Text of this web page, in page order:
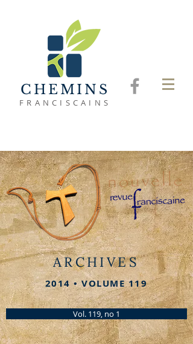
CHEMINS
FRANCISCAINS
ARCHIVES
2014 • VOLUME 119
Vol. 119, no 1